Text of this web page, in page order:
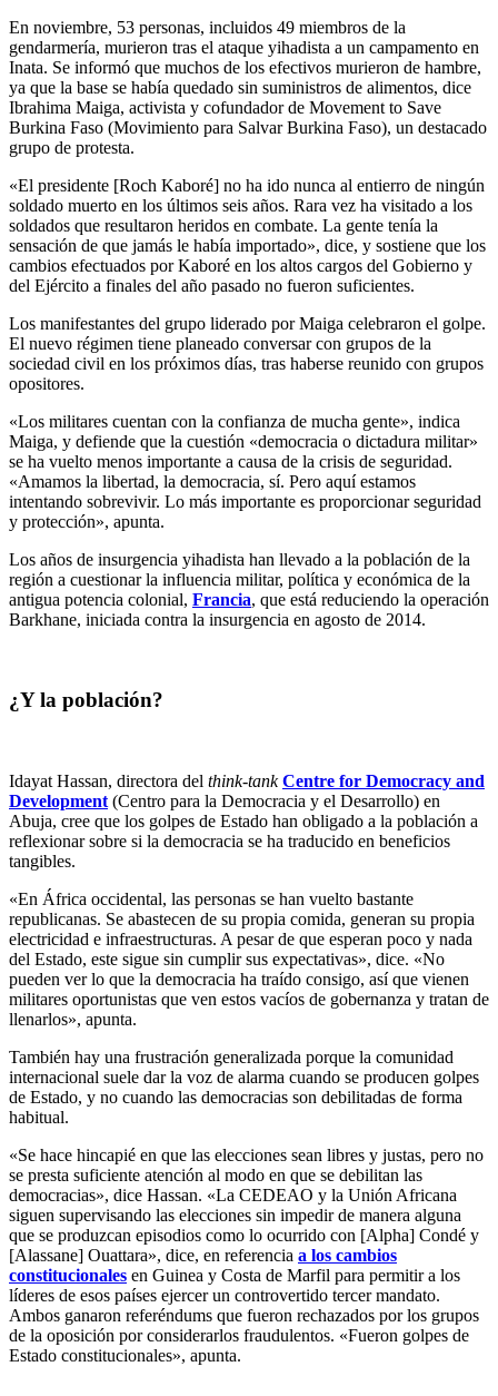
En noviembre, 53 personas, incluidos 49 miembros de la
gendarmería, murieron tras el ataque yihadista a un campamento en
Inata. Se informó que muchos de los efectivos murieron de hambre,
ya que la base se había quedado sin suministros de alimentos, dice
Ibrahima Maiga, activista y cofundador de Movement to Save
Burkina Faso (Movimiento para Salvar Burkina Faso), un destacado
grupo de protesta.
«El presidente [Roch Kaboré] no ha ido nunca al entierro de ningún
soldado muerto en los últimos seis años. Rara vez ha visitado a los
soldados que resultaron heridos en combate. La gente tenía la
sensación de que jamás le había importado», dice, y sostiene que los
cambios efectuados por Kaboré en los altos cargos del Gobierno y
del Ejército a finales del año pasado no fueron suficientes.
Los manifestantes del grupo liderado por Maiga celebraron el golpe.
El nuevo régimen tiene planeado conversar con grupos de la
sociedad civil en los próximos días, tras haberse reunido con grupos
opositores.
«Los militares cuentan con la confianza de mucha gente», indica
Maiga, y defiende que la cuestión «democracia o dictadura militar»
se ha vuelto menos importante a causa de la crisis de seguridad.
«Amamos la libertad, la democracia, sí. Pero aquí estamos
intentando sobrevivir. Lo más importante es proporcionar seguridad
y protección», apunta.
Los años de insurgencia yihadista han llevado a la población de la
región a cuestionar la influencia militar, política y económica de la
antigua potencia colonial, Francia, que está reduciendo la operación
Barkhane, iniciada contra la insurgencia en agosto de 2014.
¿Y la población?
Idayat Hassan, directora del think-tank Centre for Democracy and
Development (Centro para la Democracia y el Desarrollo) en
Abuja, cree que los golpes de Estado han obligado a la población a
reflexionar sobre si la democracia se ha traducido en beneficios
tangibles.
«En África occidental, las personas se han vuelto bastante
republicanas. Se abastecen de su propia comida, generan su propia
electricidad e infraestructuras. A pesar de que esperan poco y nada
del Estado, este sigue sin cumplir sus expectativas», dice. «No
pueden ver lo que la democracia ha traído consigo, así que vienen
militares oportunistas que ven estos vacíos de gobernanza y tratan de
llenarlos», apunta.
También hay una frustración generalizada porque la comunidad
internacional suele dar la voz de alarma cuando se producen golpes
de Estado, y no cuando las democracias son debilitadas de forma
habitual.
«Se hace hincapié en que las elecciones sean libres y justas, pero no
se presta suficiente atención al modo en que se debilitan las
democracias», dice Hassan. «La CEDEAO y la Unión Africana
siguen supervisando las elecciones sin impedir de manera alguna
que se produzcan episodios como lo ocurrido con [Alpha] Condé y
[Alassane] Ouattara», dice, en referencia a los cambios
constitucionales en Guinea y Costa de Marfil para permitir a los
líderes de esos países ejercer un controvertido tercer mandato.
Ambos ganaron referéndums que fueron rechazados por los grupos
de la oposición por considerarlos fraudulentos. «Fueron golpes de
Estado constitucionales», apunta.